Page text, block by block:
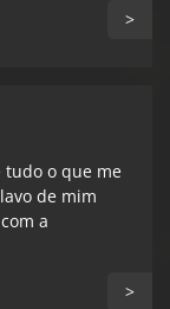
>
tudo o que me
de mim
a
>